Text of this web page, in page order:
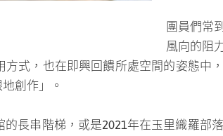
(中間TAI身體
地形或平坦或尖銳的變化——這些戶外
步亦趨地回應著身體的臨場性與現場性
用身體回應空間與地方，甚至嚴肅的